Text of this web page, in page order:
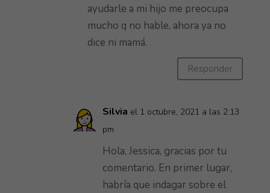
ayudarle a mi hijo me preocupa
mucho q no hable, ahora ya no
dice ni mamá.
Responder
Silvia el 1 octubre, 2021 a las 2:13
pm
Hola, Jessica, gracias por tu
comentario. En primer lugar,
habría que indagar sobre el